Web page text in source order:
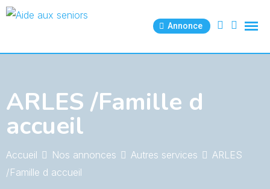
Skip
Annonce
ARLES /Famille d
accueil
Accueil Nos annonces Autres services
ARLES
/Famille d accueil